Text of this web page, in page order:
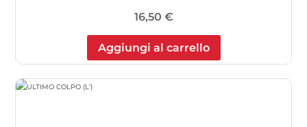
16,50 €
Aggiungi al carrello